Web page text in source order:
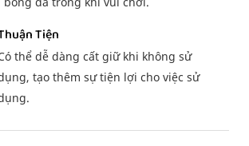
Tiện
thể dễ dàng cất giữ khi không sử
tạo thêm sự tiện lợi cho việc sử